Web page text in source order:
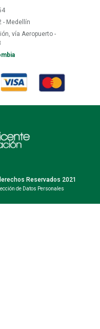
- Medellín
vía Aeropuerto -
Reservados 2021
de Datos Personales